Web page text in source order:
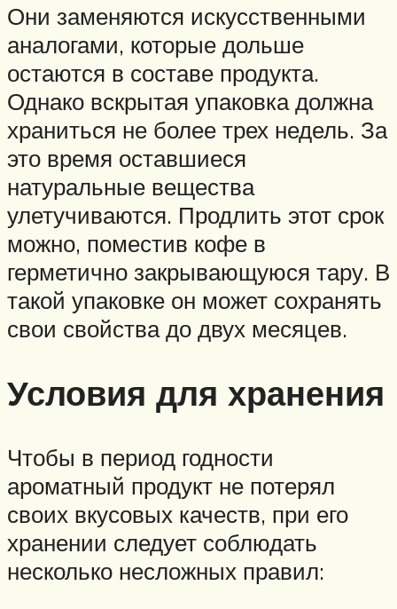
Они заменяются искусственными
аналогами, которые дольше
остаются в составе продукта.
Однако вскрытая упаковка должна
храниться не более трех недель. За
это время оставшиеся
натуральные вещества
улетучиваются. Продлить этот срок
можно, поместив кофе в
герметично закрывающуюся тару. В
такой упаковке он может сохранять
свои свойства до двух месяцев.
Условия для хранения
Чтобы в период годности
ароматный продукт не потерял
своих вкусовых качеств, при его
хранении следует соблюдать
несколько несложных правил: